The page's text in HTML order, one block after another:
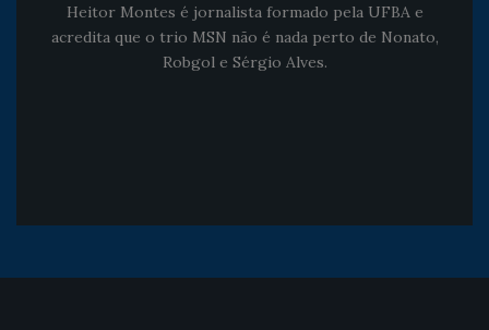
Heitor Montes é jornalista formado pela UFBA e
acredita que o trio MSN não é nada perto de Nonato,
Robgol e Sérgio Alves.